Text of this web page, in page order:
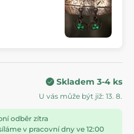
Skladem 3-4 ks
U vás může být již: 13. 8.
odběr zítra
v pracovní dny ve 12:00